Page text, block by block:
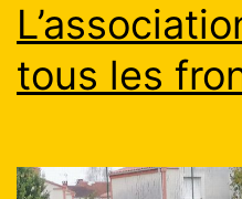
tous les